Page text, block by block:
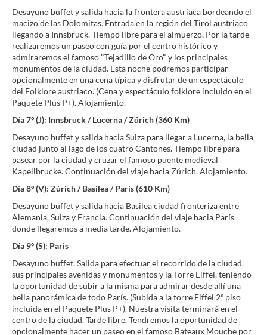
Desayuno buffet y salida hacia la frontera austriaca bordeando el
macizo de las Dolomitas. Entrada en la región del Tirol austriaco
llegando a Innsbruck. Tiempo libre para el almuerzo. Por la tarde
realizaremos un paseo con guía por el centro histórico y
admiraremos el famoso "Tejadillo de Oro" y los principales
monumentos de la ciudad. Esta noche podremos participar
opcionalmente en una cena típica y disfrutar de un espectáculo
del Folklore austriaco. (Cena y espectáculo folklore incluido en el
Paquete Plus P+). Alojamiento.
Día 7º (J): Innsbruck / Lucerna / Zúrich (360 Km)
Desayuno buffet y salida hacia Suiza para llegar a Lucerna, la bella
ciudad junto al lago de los cuatro Cantones. Tiempo libre para
pasear por la ciudad y cruzar el famoso puente medieval
Kapellbrucke. Continuación del viaje hacia Zúrich. Alojamiento.
Día 8º (V): Zúrich / Basilea / París (610 Km)
Desayuno buffet y salida hacia Basilea ciudad fronteriza entre
Alemania, Suiza y Francia. Continuación del viaje hacia París
donde llegaremos a media tarde. Alojamiento.
Día 9º (S): Paris
Desayuno buffet. Salida para efectuar el recorrido de la ciudad,
sus principales avenidas y monumentos y la Torre Eiffel, teniendo
la oportunidad de subir a la misma para admirar desde allí una
bella panorámica de todo París. (Subida a la torre Eiffel 2º piso
incluida en el Paquete Plus P+). Nuestra visita terminará en el
centro de la ciudad. Tarde libre. Tendremos la oportunidad de
opcionalmente hacer un paseo en el famoso Bateaux Mouche por